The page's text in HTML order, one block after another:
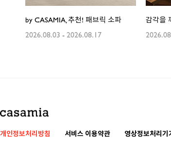
by CASAMIA, 추천! 패브릭 소파
2026.08.03 -2026.08.17
감각을
개인정보처리방침 서비스 이용약관 영상정보처리기